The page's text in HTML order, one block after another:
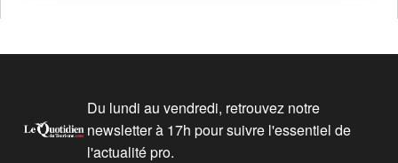
Du lundi au vendredi, retrouvez notre
newsletter à 17h pour suivre l'essentiel de
l'actualité pro.